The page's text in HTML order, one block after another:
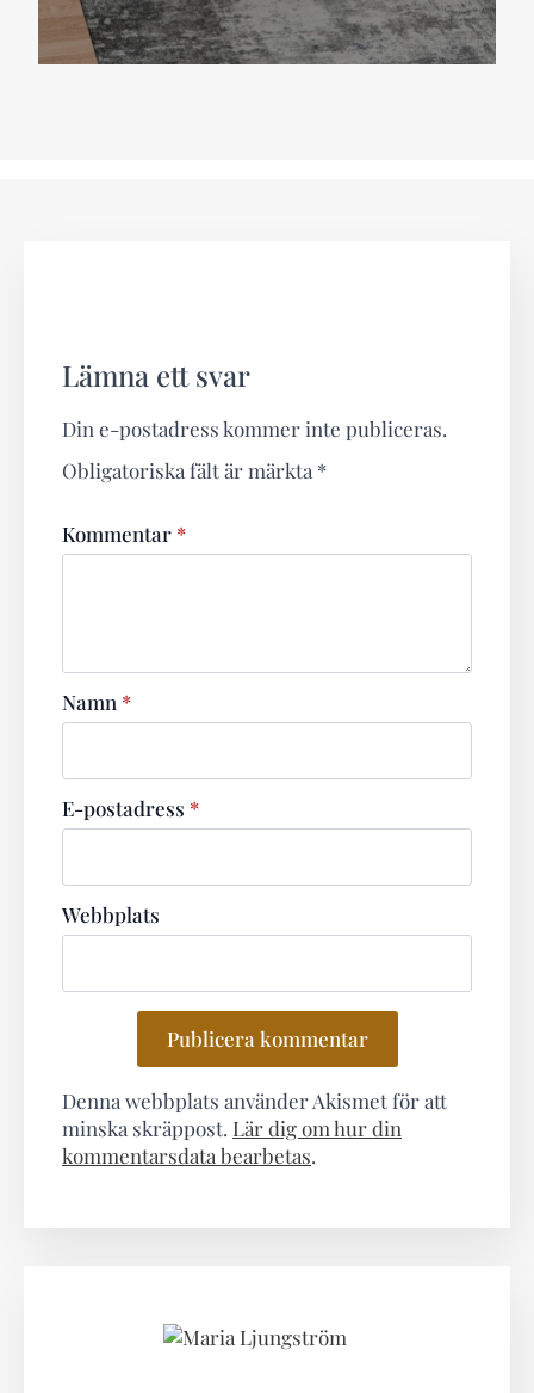
Lämna ett svar
Din e-postadress kommer inte publiceras.
Obligatoriska fält är märkta *
Kommentar *
Namn *
E-postadress *
Webbplats
Denna webbplats använder Akismet för att
minska skräppost. Lär dig om hur din
kommentarsdata bearbetas.